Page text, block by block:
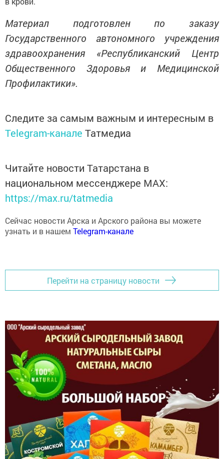
Государственного автономного учреждения
здравоохранения «Республиканский Центр
Общественного Здоровья и Медицинской
Профилактики».
Telegram-каналеТатмедиа
национальном мессенджере MАХ:
https://max.ru/tatmedia
узнать и в нашемTelegram-канале
Перейти на страницу новости